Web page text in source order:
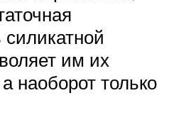
силикатной
им их
наоборот только